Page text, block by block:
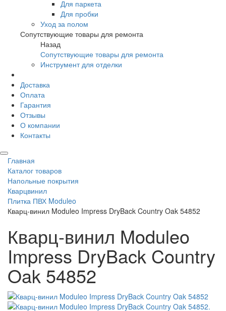
Для паркета
Для пробки
Уход за полом
Сопутствующие товары для ремонта
Назад
Сопутствующие товары для ремонта
Инструмент для отделки
Доставка
Оплата
Гарантия
Отзывы
О компании
Контакты
Главная
Каталог товаров
Напольные покрытия
Кварцвинил
Плитка ПВХ Moduleo
Кварц-винил Moduleo Impress DryBack Country Oak 54852
Кварц-винил Moduleo
Impress DryBack Country
Oak 54852